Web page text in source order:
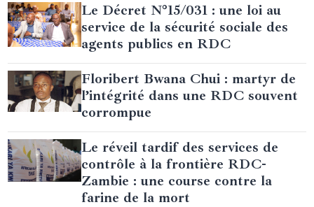
Le Décret N°15/031 : une loi au
service de la sécurité sociale des
agents publics en RDC
Floribert Bwana Chui : martyr de
l’intégrité dans une RDC souvent
corrompue
Le réveil tardif des services de
contrôle à la frontière RDC-
Zambie : une course contre la
farine de la mort